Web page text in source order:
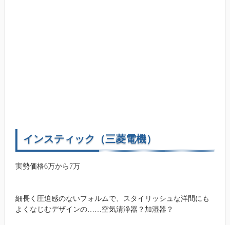
インスティック（三菱電機）
実勢価格6万から7万
細長く圧迫感のないフォルムで、スタイリッシュな洋間にも
よくなじむデザインの……空気清浄器？加湿器？